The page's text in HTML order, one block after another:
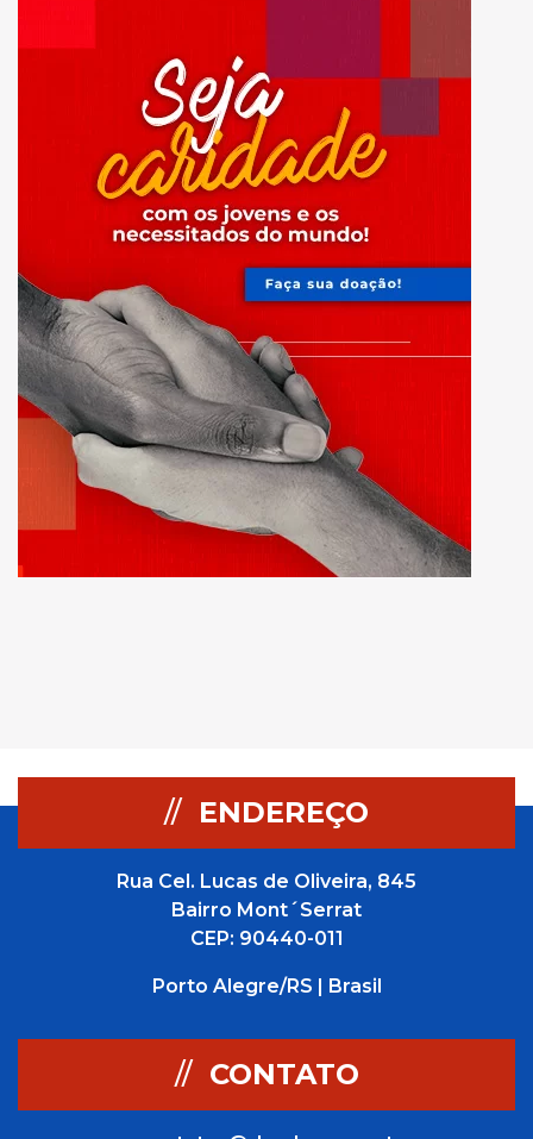
// ENDEREÇO
Rua Cel. Lucas de Oliveira, 845
Bairro Mont´Serrat
CEP: 90440-011
Porto Alegre/RS | Brasil
// CONTATO